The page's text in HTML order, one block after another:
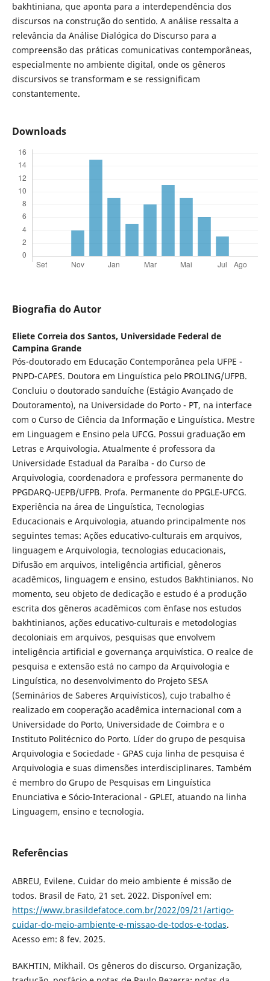
bakhtiniana, que aponta para a interdependência dos
discursos na construção do sentido. A análise ressalta a
relevância da Análise Dialógica do Discurso para a
compreensão das práticas comunicativas contemporâneas,
especialmente no ambiente digital, onde os gêneros
discursivos se transformam e se ressignificam
constantemente.
Downloads
Biografia do Autor
Eliete Correia dos Santos, Universidade Federal de
Campina Grande
Pós-doutorado em Educação Contemporânea pela UFPE -
PNPD-CAPES. Doutora em Linguística pelo PROLING/UFPB.
Concluiu o doutorado sanduíche (Estágio Avançado de
Doutoramento), na Universidade do Porto - PT, na interface
com o Curso de Ciência da Informação e Linguística. Mestre
em Linguagem e Ensino pela UFCG. Possui graduação em
Letras e Arquivologia. Atualmente é professora da
Universidade Estadual da Paraíba - do Curso de
Arquivologia, coordenadora e professora permanente do
PPGDARQ-UEPB/UFPB. Profa. Permanente do PPGLE-UFCG.
Experiência na área de Linguística, Tecnologias
Educacionais e Arquivologia, atuando principalmente nos
seguintes temas: Ações educativo-culturais em arquivos,
linguagem e Arquivologia, tecnologias educacionais,
Difusão em arquivos, inteligência artificial, gêneros
acadêmicos, linguagem e ensino, estudos Bakhtinianos. No
momento, seu objeto de dedicação e estudo é a produção
escrita dos gêneros acadêmicos com ênfase nos estudos
bakhtinianos, ações educativo-culturais e metodologias
decoloniais em arquivos, pesquisas que envolvem
inteligência artificial e governança arquivística. O realce de
pesquisa e extensão está no campo da Arquivologia e
Linguística, no desenvolvimento do Projeto SESA
(Seminários de Saberes Arquivísticos), cujo trabalho é
realizado em cooperação acadêmica internacional com a
Universidade do Porto, Universidade de Coimbra e o
Instituto Politécnico do Porto. Líder do grupo de pesquisa
Arquivologia e Sociedade - GPAS cuja linha de pesquisa é
Arquivologia e suas dimensões interdisciplinares. Também
é membro do Grupo de Pesquisas em Linguística
Enunciativa e Sócio-Interacional - GPLEI, atuando na linha
Linguagem, ensino e tecnologia.
Referências
ABREU, Evilene. Cuidar do meio ambiente é missão de
todos. Brasil de Fato, 21 set. 2022. Disponível em:
https://www.brasildefatoce.com.br/2022/09/21/artigo-
cuidar-do-meio-ambiente-e-missao-de-todos-e-todas.
Acesso em: 8 fev. 2025.
BAKHTIN, Mikhail. Os gêneros do discurso. Organização,